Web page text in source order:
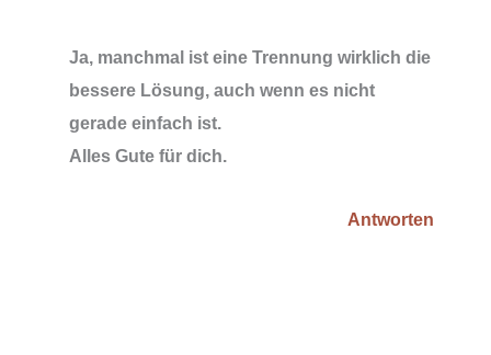
Ja, manchmal ist eine Trennung wirklich die
bessere Lösung, auch wenn es nicht
gerade einfach ist.
Alles Gute für dich.
Antworten